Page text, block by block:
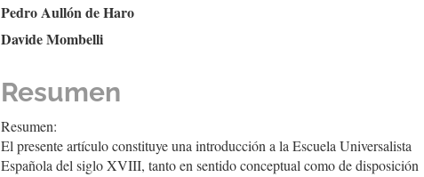
Contenido
principal
del
artículo
Pedro Aullón de Haro
Davide Mombelli
Resumen
Resumen:
El presente artículo constituye una introducción a la Escuela Universalista
Española del siglo XVIII, tanto en sentido conceptual como de disposición